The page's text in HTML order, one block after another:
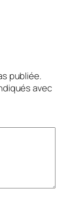
publiée.
avec